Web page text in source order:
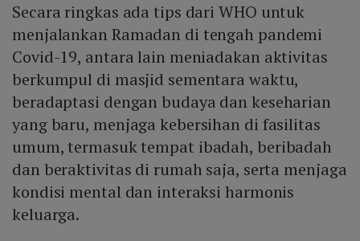
Secara ringkas ada tips dari WHO untuk
menjalankan Ramadan di tengah pandemi
Covid-19, antara lain meniadakan aktivitas
berkumpul di masjid sementara waktu,
beradaptasi dengan budaya dan keseharian
yang baru, menjaga kebersihan di fasilitas
umum, termasuk tempat ibadah, beribadah
dan beraktivitas di rumah saja, serta menjaga
kondisi mental dan interaksi harmonis
keluarga.